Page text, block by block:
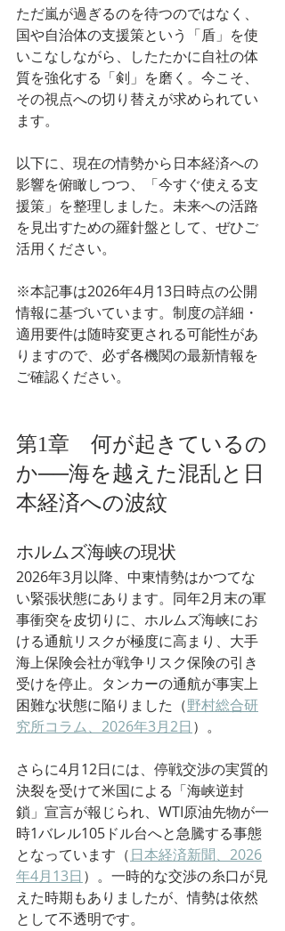
ただ嵐が過ぎるのを待つのではなく、
国や自治体の支援策という「盾」を使
いこなしながら、したたかに自社の体
質を強化する「剣」を磨く。今こそ、
その視点への切り替えが求められてい
ます。
以下に、現在の情勢から日本経済への
影響を俯瞰しつつ、「今すぐ使える支
援策」を整理しました。未来への活路
を見出すための羅針盤として、ぜひご
活用ください。
※本記事は2026年4月13日時点の公開
情報に基づいています。制度の詳細・
適用要件は随時変更される可能性があ
りますので、必ず各機関の最新情報を
ご確認ください。
第1章　何が起きているの
か──海を越えた混乱と日
本経済への波紋
ホルムズ海峡の現状
2026年3月以降、中東情勢はかつてな
い緊張状態にあります。同年2月末の軍
事衝突を皮切りに、ホルムズ海峡にお
ける通航リスクが極度に高まり、大手
海上保険会社が戦争リスク保険の引き
受けを停止。タンカーの通航が事実上
困難な状態に陥りました（野村総合研
究所コラム、2026年3月2日 ）。
さらに4月12日には、停戦交渉の実質的
決裂を受けて米国による「海峡逆封
鎖」宣言が報じられ、WTI原油先物が一
時1バレル105ドル台へと急騰する事態
となっています（日本経済新聞、2026
年4月13日 ）。一時的な交渉の糸口が見
えた時期もありましたが、情勢は依然
として不透明です。